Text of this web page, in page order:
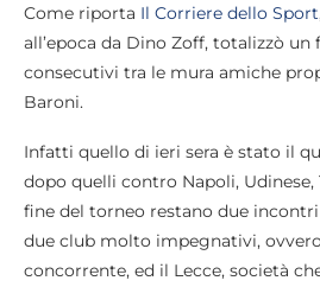
Come riporta Il Corriere dello Sport
all’epoca da Dino Zoff, totalizzò
consecutivi tra le mura amiche
Baroni.
Infatti quello di ieri sera è stato il
dopo quelli contro Napoli, Udinese,
fine del torneo restano due
due club molto impegnativi,
concorrente, ed il Lecce, società